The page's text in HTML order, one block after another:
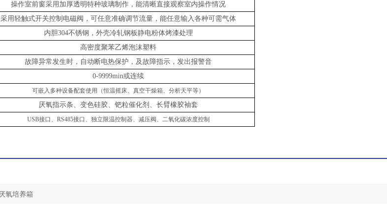
操作室前窗采用加厚透明特种玻璃制作，能清晰直接观察室内操作情况
采用轻触式开关控制电磁阀，可任意准确调节流量，能任意输入各种可需气体
内胆304不锈钢，外壳冷轧钢板静电粉体烤漆处理
高密度聚苯乙烯泡沫塑料
故障异常发生时，自动断电热保护，及故障指示，发出报警音
0-9999min或连续
可嵌入多种设备配套使用（恒温摇床、真空干燥箱、分析天平等）
厌氧指示条、变色硅胶、 钯粒催化剂 、长臂橡胶袖套
USB接口、 RS485接口、 独立限温控制器、 减压阀 、二氧化碳浓度控制